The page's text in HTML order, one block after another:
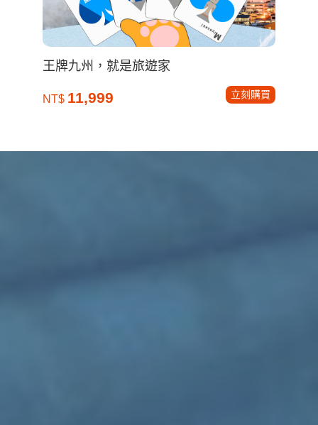
王牌九州，就是旅遊家
NT$ 11,999 立刻購買